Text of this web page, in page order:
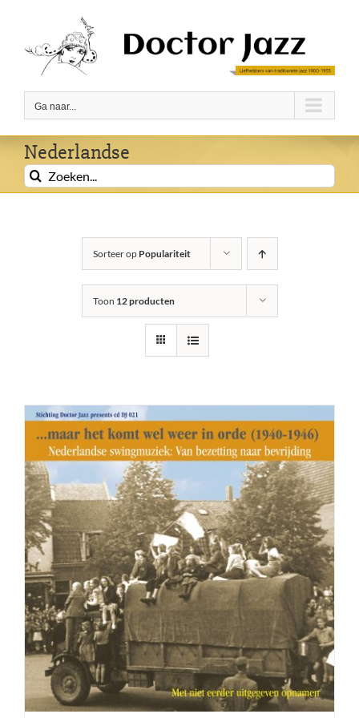
inhoud
Ga naar...
Nederlandse
Zoeken
naar:
Sorteer op Populariteit
Toon 12 producten